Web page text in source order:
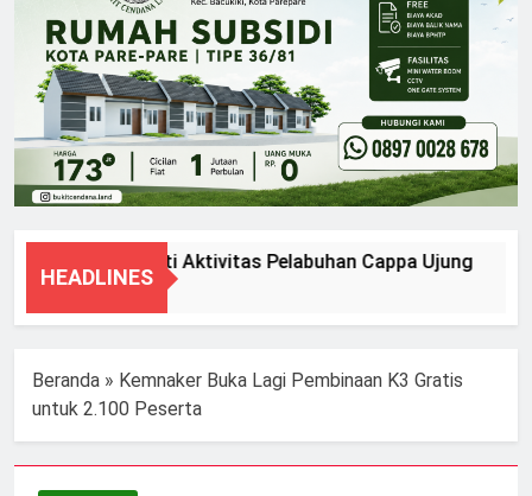
HEADLINES
DPRD Soroti Aktivitas Pelabuhan Cappa Ujung
Beranda » Kemnaker Buka Lagi Pembinaan K3 Gratis
untuk 2.100 Peserta